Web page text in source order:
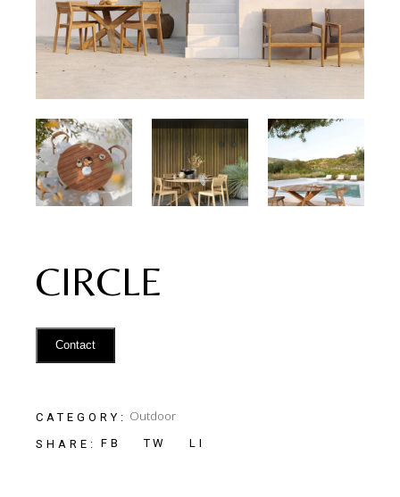
CIRCLE
Contact
CATEGORY: Outdoor
SHARE: FB TW LI